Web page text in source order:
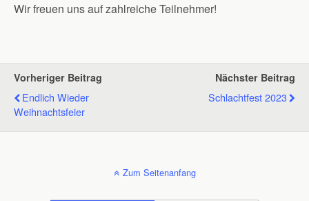
Wir freuen uns auf zahlreiche Teilnehmer!
Vorheriger Beitrag
Endlich Wieder
Weihnachtsfeier
Nächster Beitrag
Schlachtfest 2023
Zum Seitenanfang